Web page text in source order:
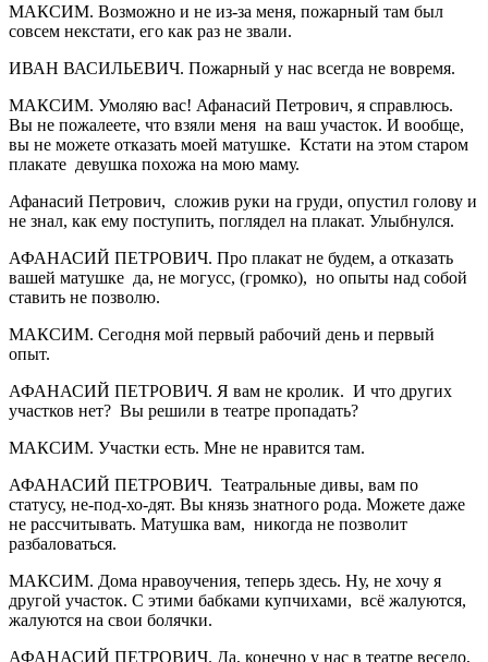
МАКСИМ. Возможно и не из-за меня, пожарный там был
совсем некстати, его как раз не звали.
ИВАН ВАСИЛЬЕВИЧ. Пожарный у нас всегда не вовремя.
МАКСИМ. Умоляю вас! Афанасий Петрович, я справлюсь.
Вы не пожалеете, что взяли меня на ваш участок. И вообще,
вы не можете отказать моей матушке. Кстати на этом старом
плакате девушка похожа на мою маму.
Афанасий Петрович, сложив руки на груди, опустил голову и
не знал, как ему поступить, поглядел на плакат. Улыбнулся.
АФАНАСИЙ ПЕТРОВИЧ. Про плакат не будем, а отказать
вашей матушке да, не могусс, (громко), но опыты над собой
ставить не позволю.
МАКСИМ. Сегодня мой первый рабочий день и первый
опыт.
АФАНАСИЙ ПЕТРОВИЧ. Я вам не кролик. И что других
участков нет? Вы решили в театре пропадать?
МАКСИМ. Участки есть. Мне не нравится там.
АФАНАСИЙ ПЕТРОВИЧ. Театральные дивы, вам по
статусу, не-под-хо-дят. Вы князь знатного рода. Можете даже
не рассчитывать. Матушка вам, никогда не позволит
разбаловаться.
МАКСИМ. Дома нравоучения, теперь здесь. Ну, не хочу я
другой участок. С этими бабками купчихами, всё жалуются,
жалуются на свои болячки.
АФАНАСИЙ ПЕТРОВИЧ. Да, конечно у нас в театре весело,